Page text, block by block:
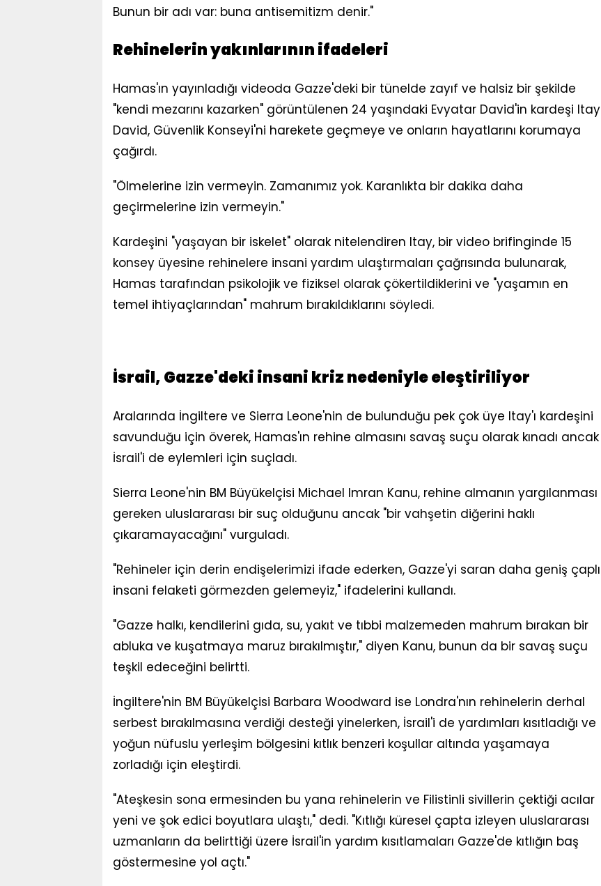
Bunun bir adı var: buna antisemitizm denir."
Rehinelerin yakınlarının ifadeleri
Hamas'ın yayınladığı videoda Gazze'deki bir tünelde zayıf ve halsiz bir şekilde
"kendi mezarını kazarken" görüntülenen 24 yaşındaki Evyatar David'in kardeşi Itay
David, Güvenlik Konseyi'ni harekete geçmeye ve onların hayatlarını korumaya
çağırdı.
"Ölmelerine izin vermeyin. Zamanımız yok. Karanlıkta bir dakika daha
geçirmelerine izin vermeyin."
Kardeşini "yaşayan bir iskelet" olarak nitelendiren Itay, bir video brifinginde 15
konsey üyesine rehinelere insani yardım ulaştırmaları çağrısında bulunarak,
Hamas tarafından psikolojik ve fiziksel olarak çökertildiklerini ve "yaşamın en
temel ihtiyaçlarından" mahrum bırakıldıklarını söyledi.
İsrail, Gazze'deki insani kriz nedeniyle eleştiriliyor
Aralarında İngiltere ve Sierra Leone'nin de bulunduğu pek çok üye Itay'ı kardeşini
savunduğu için överek, Hamas'ın rehine almasını savaş suçu olarak kınadı ancak
İsrail'i de eylemleri için suçladı.
Sierra Leone'nin BM Büyükelçisi Michael Imran Kanu, rehine almanın yargılanması
gereken uluslararası bir suç olduğunu ancak "bir vahşetin diğerini haklı
çıkaramayacağını" vurguladı.
"Rehineler için derin endişelerimizi ifade ederken, Gazze'yi saran daha geniş çaplı
insani felaketi görmezden gelemeyiz," ifadelerini kullandı.
"Gazze halkı, kendilerini gıda, su, yakıt ve tıbbi malzemeden mahrum bırakan bir
abluka ve kuşatmaya maruz bırakılmıştır," diyen Kanu, bunun da bir savaş suçu
teşkil edeceğini belirtti.
İngiltere'nin BM Büyükelçisi Barbara Woodward ise Londra'nın rehinelerin derhal
serbest bırakılmasına verdiği desteği yinelerken, İsrail'i de yardımları kısıtladığı ve
yoğun nüfuslu yerleşim bölgesini kıtlık benzeri koşullar altında yaşamaya
zorladığı için eleştirdi.
"Ateşkesin sona ermesinden bu yana rehinelerin ve Filistinli sivillerin çektiği acılar
yeni ve şok edici boyutlara ulaştı," dedi. "Kıtlığı küresel çapta izleyen uluslararası
uzmanların da belirttiği üzere İsrail'in yardım kısıtlamaları Gazze'de kıtlığın baş
göstermesine yol açtı."